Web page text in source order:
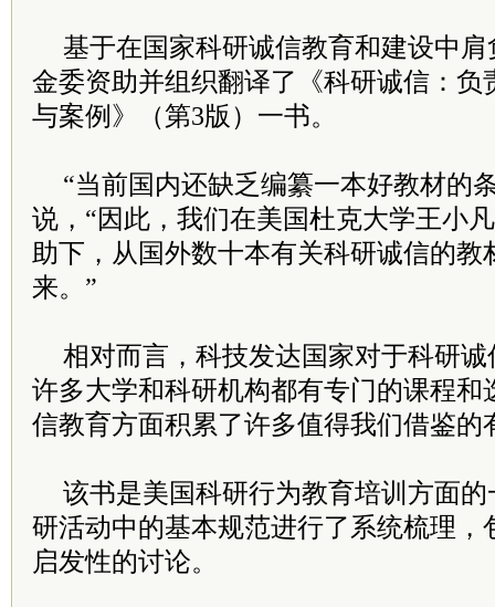
基于在国家科研诚信教育和建设中
金委资助并组织翻译了《科研诚信：负
与案例》（第3版）一书。
“当前国内还缺乏编纂一本好教材的
说，“因此，我们在美国杜克大学王小
助下，从国外数十本有关科研诚信的教
来。”
相对而言，科技发达国家对于科研
许多大学和科研机构都有专门的课程和
信教育方面积累了许多值得我们借鉴的
该书是美国科研行为教育培训方面
研活动中的基本规范进行了系统梳理，
启发性的讨论。